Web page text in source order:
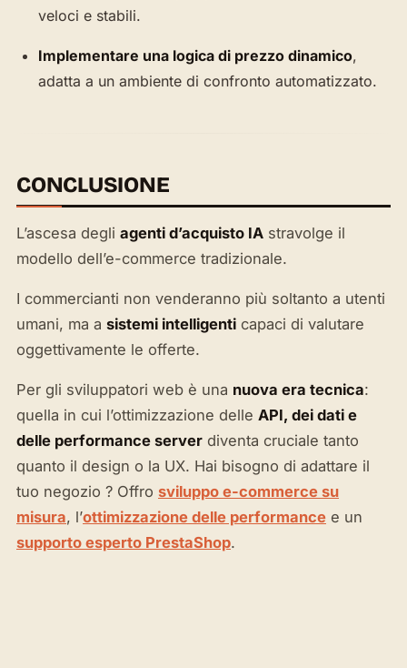
veloci e stabili.
Implementare una logica di prezzo dinamico,
adatta a un ambiente di confronto automatizzato.
CONCLUSIONE
L’ascesa degli agenti d’acquisto IA stravolge il
modello dell’e-commerce tradizionale.
I commercianti non venderanno più soltanto a utenti
umani, ma a sistemi intelligenti capaci di valutare
oggettivamente le offerte.
Per gli sviluppatori web è una nuova era tecnica:
quella in cui l’ottimizzazione delle API, dei dati e
delle performance server diventa cruciale tanto
quanto il design o la UX. Hai bisogno di adattare il
tuo negozio ? Offro sviluppo e-commerce su
misura, l’ottimizzazione delle performance e un
supporto esperto PrestaShop.